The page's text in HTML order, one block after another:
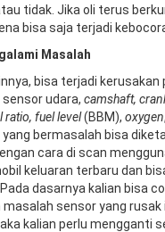
tidak. Jika oli terus
bisa saja terjadi
Masalah
bisa terjadi kerusakan
udara, camshaft,
ratio, fuel level(BBM), oxygen
bermasalah bisa
cara di scan
keluaran terbaru dan
dasarnya kalian bisa
sensor yang rusak
kalian perlu mengganti